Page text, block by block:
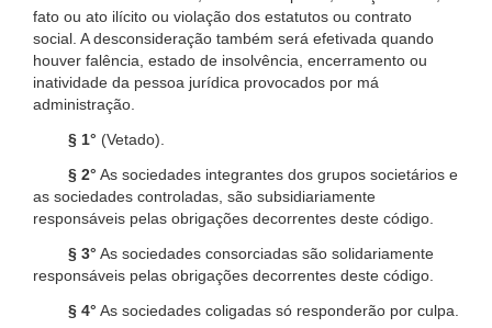
fato ou ato ilícito ou violação dos estatutos ou contrato
social. A desconsideração também será efetivada quando
houver falência, estado de insolvência, encerramento ou
inatividade da pessoa jurídica provocados por má
administração.
§ 1° (Vetado).
§ 2° As sociedades integrantes dos grupos societários e
as sociedades controladas, são subsidiariamente
responsáveis pelas obrigações decorrentes deste código.
§ 3° As sociedades consorciadas são solidariamente
responsáveis pelas obrigações decorrentes deste código.
§ 4° As sociedades coligadas só responderão por culpa.